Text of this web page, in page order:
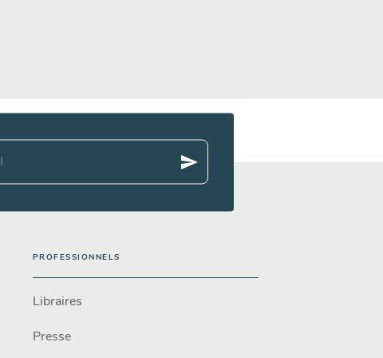
send
PROFESSIONNELS
Libraires
Presse